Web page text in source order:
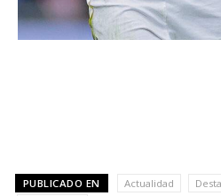
PUBLICADO EN Actualidad